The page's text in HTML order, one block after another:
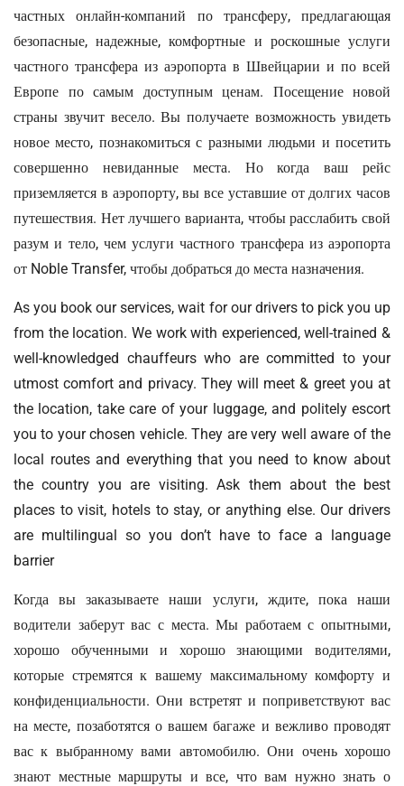
частных онлайн-компаний по трансферу, предлагающая
безопасные, надежные, комфортные и роскошные услуги
частного трансфера из аэропорта в Швейцарии и по всей
Европе по самым доступным ценам. Посещение новой
страны звучит весело. Вы получаете возможность увидеть
новое место, познакомиться с разными людьми и посетить
совершенно невиданные места. Но когда ваш рейс
приземляется в аэропорту, вы все уставшие от долгих часов
путешествия. Нет лучшего варианта, чтобы расслабить свой
разум и тело, чем услуги частного трансфера из аэропорта
от Noble Transfer, чтобы добраться до места назначения.
As you book our services, wait for our drivers to pick you up
from the location. We work with experienced, well-trained &
well-knowledged chauffeurs who are committed to your
utmost comfort and privacy. They will meet & greet you at
the location, take care of your luggage, and politely escort
you to your chosen vehicle. They are very well aware of the
local routes and everything that you need to know about
the country you are visiting. Ask them about the best
places to visit, hotels to stay, or anything else. Our drivers
are multilingual so you don’t have to face a language
barrier
Когда вы заказываете наши услуги, ждите, пока наши
водители заберут вас с места. Мы работаем с опытными,
хорошо обученными и хорошо знающими водителями,
которые стремятся к вашему максимальному комфорту и
конфиденциальности. Они встретят и поприветствуют вас
на месте, позаботятся о вашем багаже ​​и вежливо проводят
вас к выбранному вами автомобилю. Они очень хорошо
знают местные маршруты и все, что вам нужно знать о